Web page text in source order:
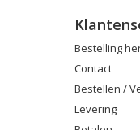
Bestelling
Contact
Bestellen /
Levering